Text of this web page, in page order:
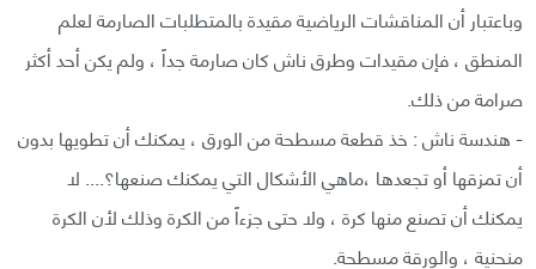
وباعتبار أن المناقشات الرياضية مقيدة بالمتطلبات الصارمة لعلم
المنطق ، فإن مقيدات وطرق ناش كان صارمة جداً ، ولم يكن أحد أكثر
صرامة من ذلك.
- هندسة ناش : خذ قطعة مسطحة من الورق ، يمكنك أن تطويها بدون
أن تمزقها أو تجعدها ،ماهي الأشكال التي يمكنك صنعها؟.... لا
يمكنك أن تصنع منها كرة ، ولا حتى جزءاً من الكرة وذلك لأن الكرة
منحنية ، والورقة مسطحة.